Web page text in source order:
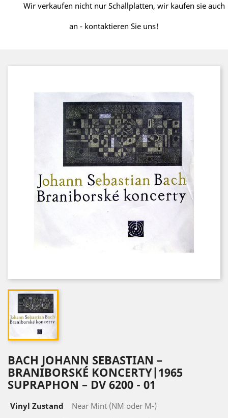
Wir verkaufen nicht nur Schallplatten, wir kaufen sie auch
an - kontaktieren Sie uns!
BACH ‎JOHANN SEBASTIAN –
BRANIBORSKÉ KONCERTY|1965
SUPRAPHON ‎– DV 6200 - 01
Vinyl Zustand
Near Mint (NM oder M-)